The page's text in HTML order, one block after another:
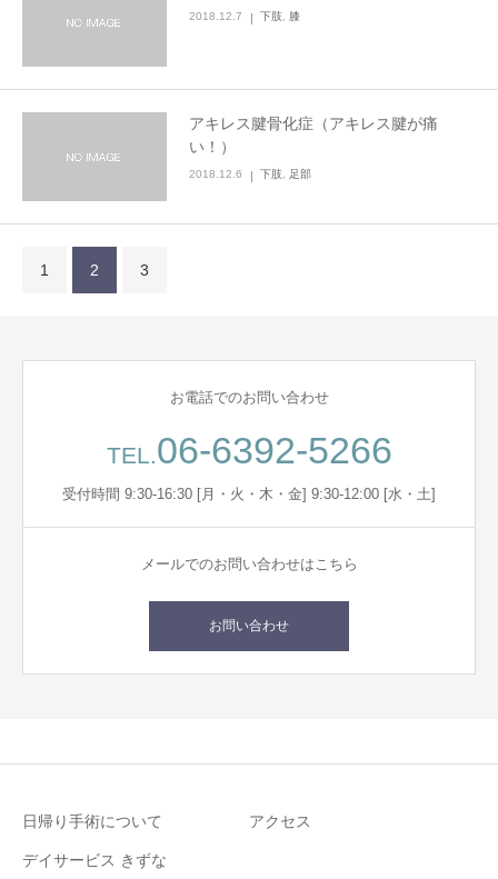
2018.12.7 下肢 膝
アキレス腱骨化症（アキレス腱が痛
い！）
2018.12.6 下肢 足部
1 2 3
お電話でのお問い合わせ
TEL.06-6392-5266
受付時間 9:30-16:30 [月・火・木・金] 9:30-12:00 [水・土]
メールでのお問い合わせはこちら
お問い合わせ
日帰り手術について アクセス
デイサービス きずな